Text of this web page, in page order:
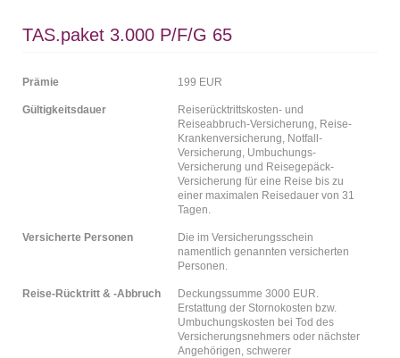
TAS.paket 3.000 P/F/G 65
Prämie 199 EUR
Gültigkeitsdauer
Reiserücktrittskosten- und
Reiseabbruch-Versicherung, Reise-
Krankenversicherung, Notfall-
Versicherung, Umbuchungs-
Versicherung und Reisegepäck-
Versicherung für eine Reise bis zu
einer maximalen Reisedauer von 31
Tagen.
Versicherte Personen
Die im Versicherungsschein
namentlich genannten versicherten
Personen.
Reise-Rücktritt & -Abbruch
Deckungssumme 3000 EUR.
Erstattung der Stornokosten bzw.
Umbuchungskosten bei Tod des
Versicherungsnehmers oder nächster
Angehörigen, schwerer